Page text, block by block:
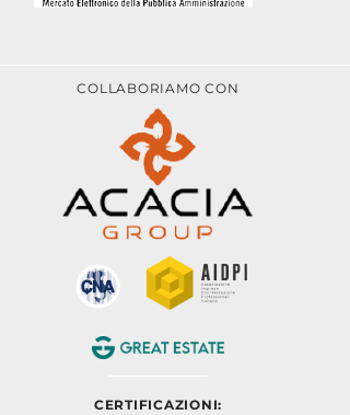
COLLABORIAMO CON
CERTIFICAZIONI: